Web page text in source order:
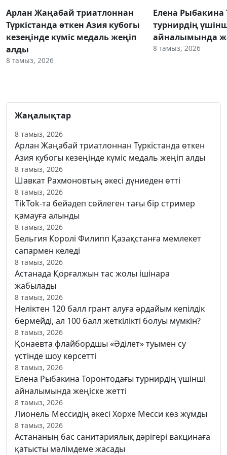
Арлан Жаңабай триатлоннан
Түркістанда өткен Азия кубогы
кезеңінде күміс медаль жеңіп
алды
8 тамыз, 2026
Елена Рыбакина
турнирдің
айналымында
8 тамыз, 2026
Жаңалықтар
8 тамыз, 2026
Арлан Жаңабай триатлоннан Түркістанда өткен
Азия кубогы кезеңінде күміс медаль жеңіп алды
8 тамыз, 2026
Шавкат Рахмоновтың әкесі дүниеден өтті
8 тамыз, 2026
TikTok-та бейәдеп сөйлеген тағы бір стример
қамауға алынды
8 тамыз, 2026
Бельгия Королі Филипп Қазақстанға мемлекет
сапармен келеді
8 тамыз, 2026
Астанада Қорғалжын тас жолы ішінара
жабылады
8 тамыз, 2026
Неліктен 120 балл грант алуға әрдайым кепілдік
бермейді, ал 100 балл жеткілікті болуы мүмкін?
8 тамыз, 2026
Қонаевта флайбордшы «Әділет» туымен су
үстінде шоу көрсетті
8 тамыз, 2026
Елена Рыбакина Торонтодағы турнирдің үшінші
айналымында жеңіске жетті
8 тамыз, 2026
Лионель Мессидің әкесі Хорхе Месси көз жұмды
8 тамыз, 2026
Астананың бас санитариялық дәрігері вакцинаға
қатысты мәлімдеме жасады